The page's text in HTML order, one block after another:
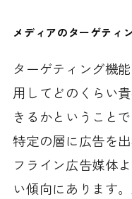
メディアのターゲティ
ターゲティング機
用してどのくらい
きるかということ
特定の層に広告を
フライン広告媒体
い傾向にあります